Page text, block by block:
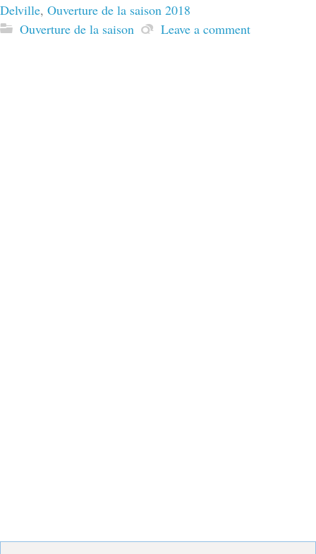
Delville, Ouverture de la saison 2018
Ouverture de la saison
Leave a comment